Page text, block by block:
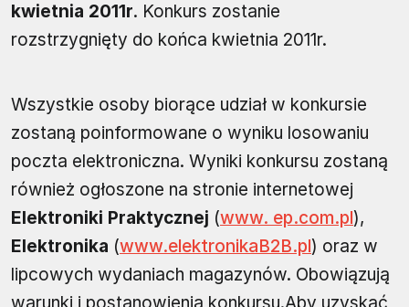
kwietnia 2011r. Konkurs zostanie
rozstrzygnięty do końca kwietnia 2011r.
Wszystkie osoby biorące udział w konkursie
zostaną poinformowane o wyniku losowaniu
poczta elektroniczna. Wyniki konkursu zostaną
również ogłoszone na stronie internetowej
Elektroniki Praktycznej (www. ep.com.pl),
Elektronika (www.elektronikaB2B.pl) oraz w
lipcowych wydaniach magazynów. Obowiązują